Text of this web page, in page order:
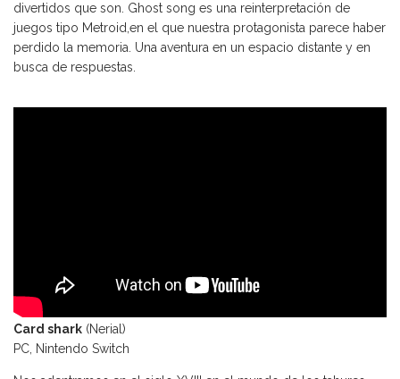
divertidos que son. Ghost song es una reinterpretación de
juegos tipo Metroid,en el que nuestra protagonista parece haber
perdido la memoria. Una aventura en un espacio distante y en
busca de respuestas.
Card shark (Nerial)
PC, Nintendo Switch